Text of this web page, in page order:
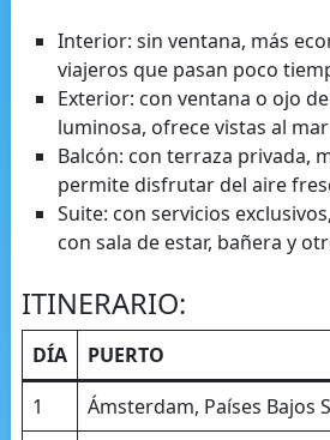
Interior: sin ventana, más
viajeros que pasan poco
Exterior: con ventana o ojo
luminosa, ofrece vistas al
Balcón: con terraza privada,
permite disfrutar del aire
Suite: con servicios
con sala de estar, bañera y
ITINERARIO:
DÍA
PUERTO
1
Ámsterdam, Países Bajos